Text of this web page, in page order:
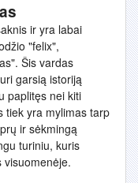
ir yra labai
"felix",
Šis vardas
garsią istoriją
paplitęs nei kiti
tiek yra mylimas tarp
ir sėkmingą
turiniu, kuris
visuomenėje.